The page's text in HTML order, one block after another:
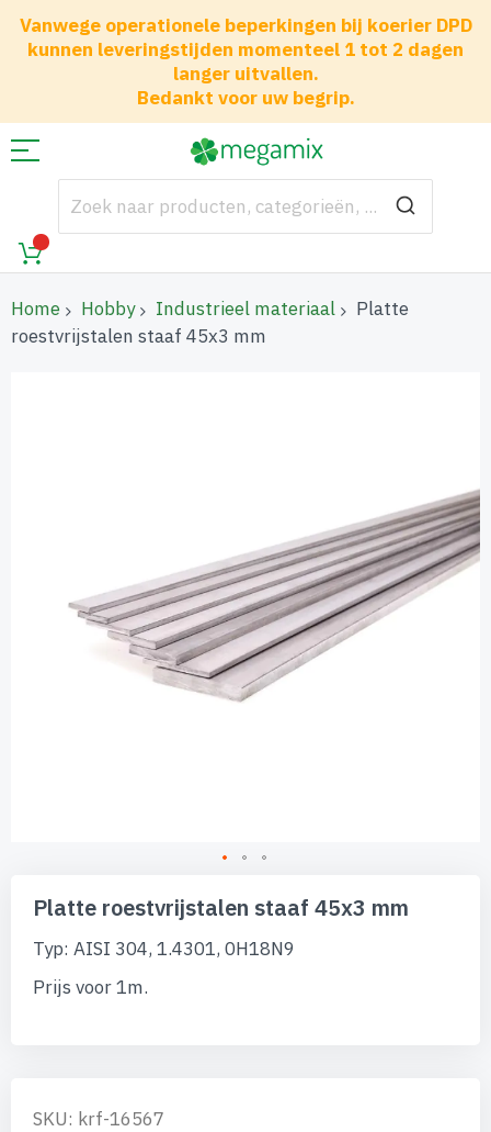
Vanwege operationele beperkingen bij koerier DPD
kunnen leveringstijden momenteel 1 tot 2 dagen
langer uitvallen.
Bedankt voor uw begrip.
Home Hobby Industrieel materiaal
Platte
roestvrijstalen staaf 45x3 mm
naar
begin
afbeeldingen-
Platte roestvrijstalen staaf 45x3 mm
Typ: AISI 304, 1.4301, 0H18N9
Prijs voor 1m.
SKU: krf-16567